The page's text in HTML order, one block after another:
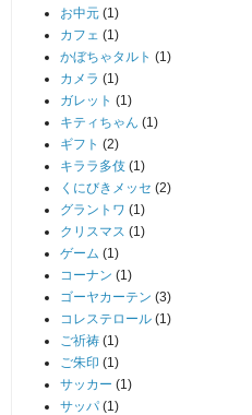
お中元 (1)
カフェ (1)
かぼちゃタルト (1)
カメラ (1)
ガレット (1)
キティちゃん (1)
ギフト (2)
キララ多伎 (1)
くにびきメッセ (2)
グラントワ (1)
クリスマス (1)
ゲーム (1)
コーナン (1)
ゴーヤカーテン (3)
コレステロール (1)
ご祈祷 (1)
ご朱印 (1)
サッカー (1)
サッパ (1)